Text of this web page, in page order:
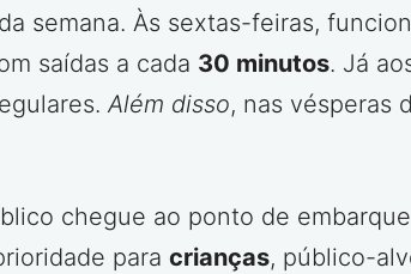
semana. Às sextas-feiras,
saídas a cada 30 minutos. Já
Além disso, nas vésperas
chegue ao ponto de
para crianças, público-